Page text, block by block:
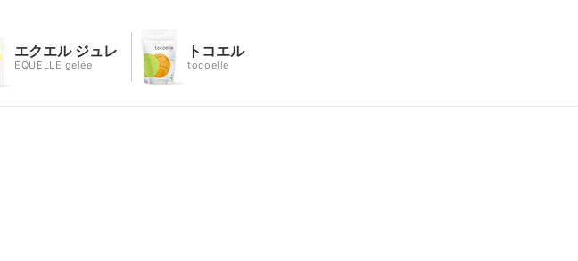
エクエル ジュレ
EQUELLE gelée
トコエル
tocoelle